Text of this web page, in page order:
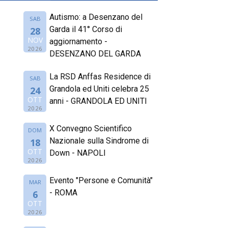
SAB
28
NOV
2026
Autismo: a Desenzano del
Garda il 41° Corso di
aggiornamento -
DESENZANO DEL GARDA
SAB
24
OTT
2026
La RSD Anffas Residence di
Grandola ed Uniti celebra 25
anni - GRANDOLA ED UNITI
DOM
18
OTT
2026
X Convegno Scientifico
Nazionale sulla Sindrome di
Down - NAPOLI
MAR
6
OTT
2026
Evento "Persone e Comunità"
- ROMA